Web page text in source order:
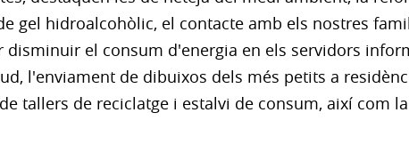
gel hidroalcohòlic, el contacte amb els nostres
disminuir el consum d'energia en els servidors
l'enviament de dibuixos dels més petits a
tallers de reciclatge i estalvi de consum, així com